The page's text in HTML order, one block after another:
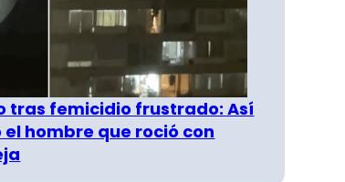
tras femicidio frustrado: Así
hombre que roció con